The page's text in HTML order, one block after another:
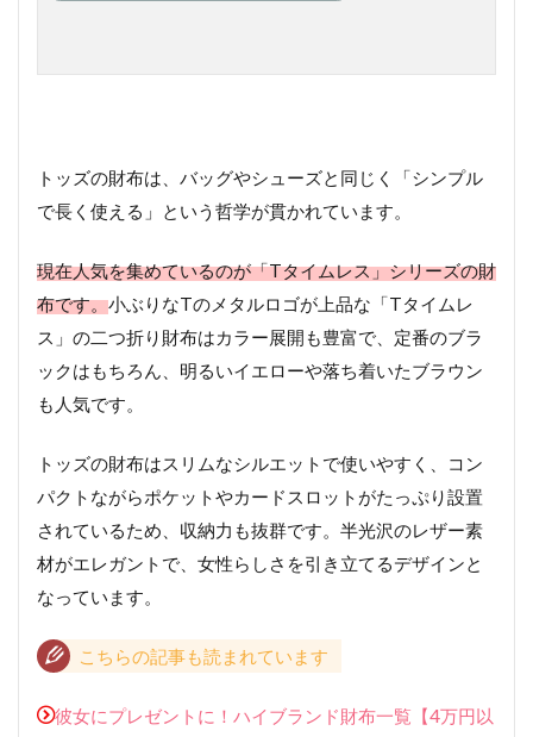
トッズの財布は、バッグやシューズと同じく「シンプル
で長く使える」という哲学が貫かれています。
現在人気を集めているのが「Tタイムレス」シリーズの財
布です。小ぶりなTのメタルロゴが上品な「Tタイムレ
ス」の二つ折り財布はカラー展開も豊富で、定番のブラ
ックはもちろん、明るいイエローや落ち着いたブラウン
も人気です。
トッズの財布はスリムなシルエットで使いやすく、コン
パクトながらポケットやカードスロットがたっぷり設置
されているため、収納力も抜群です。半光沢のレザー素
材がエレガントで、女性らしさを引き立てるデザインと
なっています。
こちらの記事も読まれています
彼女にプレゼントに！ハイブランド財布一覧【4万円以